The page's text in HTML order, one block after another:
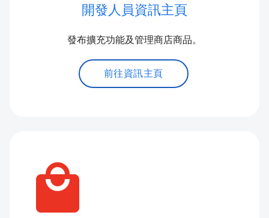
開發人員資訊主頁
發布擴充功能及管理商店商品。
前往資訊主頁
local_mall